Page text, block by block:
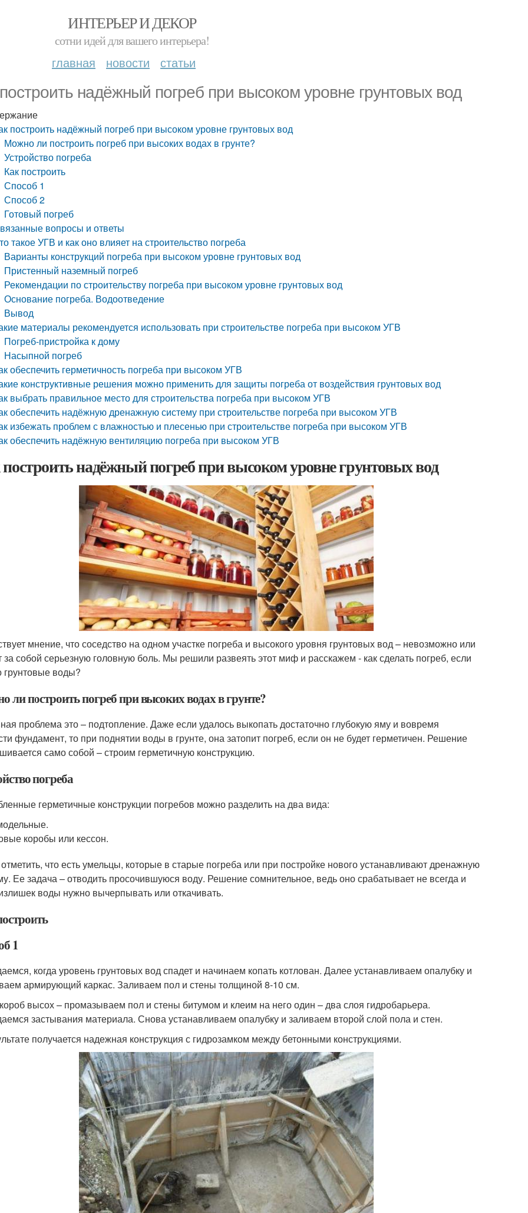
ИНТЕРЬЕР И ДЕКОР
сотни идей для вашего интерьера!
главная новости статьи
надёжный погреб при высоком уровне грунтовых вод
построить надёжный погреб при высоком уровне грунтовых вод
Можно ли построить погреб при высоких водах в грунте?
Устройство погреба
Как построить
Способ 1
Способ 2
Готовый погреб
вопросы и ответы
такое УГВ и как оно влияет на строительство погреба
Варианты конструкций погреба при высоком уровне грунтовых вод
Пристенный наземный погреб
Рекомендации по строительству погреба при высоком уровне грунтовых вод
Основание погреба. Водоотведение
Вывод
материалы рекомендуется использовать при строительстве погреба при высоком УГВ
Погреб-пристройка к дому
Насыпной погреб
обеспечить герметичность погреба при высоком УГВ
конструктивные решения можно применить для защиты погреба от воздействия грунтовых вод
выбрать правильное место для строительства погреба при высоком УГВ
обеспечить надёжную дренажную систему при строительстве погреба при высоком УГВ
избежать проблем с влажностью и плесенью при строительстве погреба при высоком УГВ
обеспечить надёжную вентиляцию погреба при высоком УГВ
надёжный погреб при высоком уровне грунтовых вод
мнение, что соседство на одном участке погреба и высокого уровня грунтовых вод – невозможно или
за собой серьезную головную боль. Мы решили развеять этот миф и расскажем - как сделать погреб, если
грунтовые воды?
ли построить погреб при высоких водах в грунте?
проблема это – подтопление. Даже если удалось выкопать достаточно глубокую яму и вовремя
фундамент, то при поднятии воды в грунте, она затопит погреб, если он не будет герметичен. Решение
само собой – строим герметичную конструкцию.
погреба
герметичные конструкции погребов можно разделить на два вида:
коробы или кессон.
что есть умельцы, которые в старые погреба или при постройке нового устанавливают дренажную
Ее задача – отводить просочившуюся воду. Решение сомнительное, ведь оно срабатывает не всегда и
воды нужно вычерпывать или откачивать.
1
когда уровень грунтовых вод спадет и начинаем копать котлован. Далее устанавливаем опалубку и
армирующий каркас. Заливаем пол и стены толщиной 8-10 см.
высох – промазываем пол и стены битумом и клеим на него один – два слоя гидробарьера.
застывания материала. Снова устанавливаем опалубку и заливаем второй слой пола и стен.
получается надежная конструкция с гидрозамком между бетонными конструкциями.